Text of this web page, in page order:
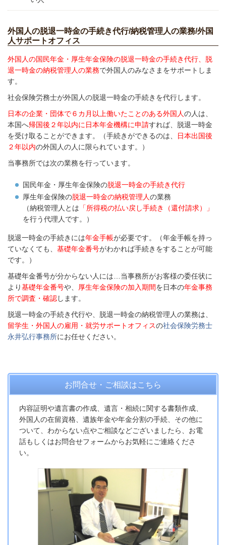
外国人の脱退一時金の手続き代行/納税管理人の業務/外国
人サポートオフィス
外国人の国民年金・厚生年金保険の脱退一時金の手続き代行、脱
退一時金の納税管理人の業務で外国人のみなさまをサポートしま
す。
社会保険労務士が外国人の脱退一時金の手続きを代行します。
日本の企業・団体で６カ月以上働いたことのある外国人の人は、
本国へ帰国後２年以内に日本年金機構に申請すれば、脱退一時金
を受け取ることができます。（手続きができるのは、
日本出国後
２年以内の外国人の人に限られています。）
当事務所では次の業務を行っています。
国民年金・厚生年金保険の脱退一時金の手続き代行
厚生年金保険の脱退一時金の納税管理人の業務
（納税管理人とは 「所得税の払い戻し手続き（還付請求）」
を行う代理人です。）
脱退一時金の手続きには年金手帳が必要です。（年金手帳を持っ
ていなくても、 基礎年金番号がわかれば手続きをすることが可能
です。）
基礎年金番号が分からない人には…当事務所がお客様の委任状に
より基礎年金番号や、 厚生年金保険の加入期間を日本の年金事務
所で調査・確認します。
脱退一時金の手続き代行や、脱退一時金の納税管理人の業務は、
留学生・外国人の雇用・就労サポートオフィスの社会保険労務士
永井弘行事務所にお任せください。
お問合せ・ご相談はこちら
内容証明や遺言書の作成、遺言・相続に関する書類作成、
外国人の在留資格、遺族年金や年金分割の手続、その他に
ついて、わからない点やご相談などございましたら、お電
話もしくはお問合せフォームからお気軽にご連絡くださ
い。